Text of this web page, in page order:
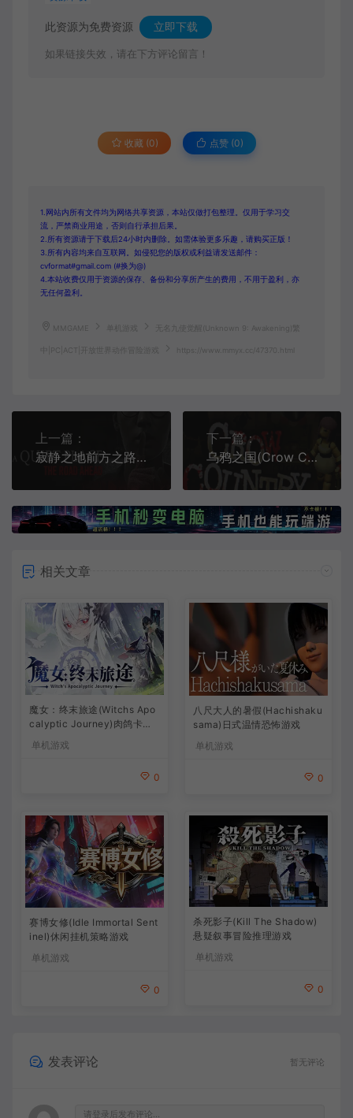
此资源为免费资源 立即下载
如果链接失效，请在下方评论留言！
收藏 (0) 点赞 (0)
1.网站内所有文件均为网络共享资源，本站仅做打包整理。仅用于学习交
流，严禁商业用途，否则自行承担后果。
2.所有资源请于下载后24小时内删除。如需体验更多乐趣，请购买正版！
3.所有内容均来自互联网。如侵犯您的版权或利益请发送邮件：
cvformat#gmail.com (#换为@)
4.本站收费仅用于资源的保存、备份和分享所产生的费用，不用于盈利，亦
无任何盈利。
MMGAME 无名九使觉醒(Unknown 9: Awakening)繁
中|PC|ACT|开放世界动作冒险游戏 https://www.mmyx.cc/47370.html
上一篇：
寂静之地前方之路(A Quiet Place: The Road Ahead)简中|PC|AVG|单人恐怖冒险游戏
下一篇：
乌鸦之国(Crow Country)复古生存恐怖游戏|下载
相关文章
魔女：终末旅途(Witchs Apo
calyptic Journey)肉鸽卡牌
策略游戏
单机游戏
0
八尺大人的暑假(Hachishaku
sama)日式温情恐怖游戏
单机游戏
0
赛博女修(Idle Immortal Sent
inel)休闲挂机策略游戏
单机游戏
0
杀死影子(Kill The Shadow)
悬疑叙事冒险推理游戏
单机游戏
0
发表评论 暂无评论